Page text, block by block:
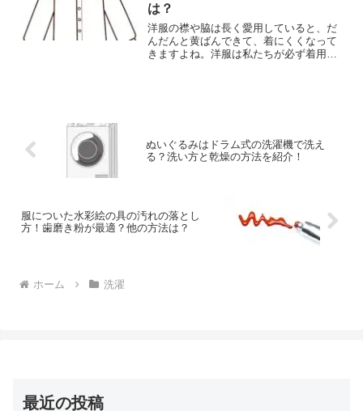
は？
洋服の襟や脇は長く愛用していると、だ
んだんと黄ばんできて、着にくくなって
きますよね。洋服は私たちが必ず着用す
ぬいぐるみはドラム式の洗濯機で洗え
る？洗い方と乾燥の方法を紹介！
服についた水彩絵の具の汚れの落とし
方！歯磨き粉が最適？他の方法は？
ホーム 洗濯
最近の投稿